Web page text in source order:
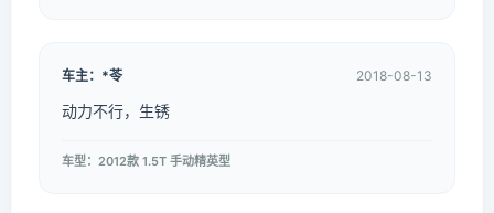
车主：*苓 2018-08-13
动力不行，生锈
车型：2012款 1.5T 手动精英型